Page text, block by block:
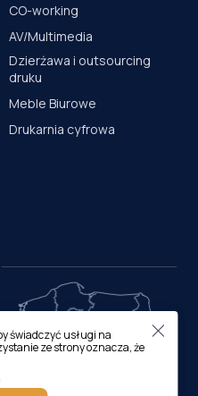
CO-working
AV/Multimedia
Dzierżawa i outsourcing
druku
Meble Biurowe
Drukarnia cyfrowa
świadczyć usługi na
ze strony oznacza, że